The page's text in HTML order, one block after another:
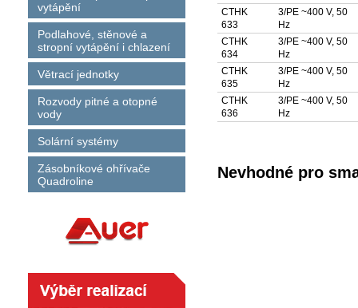
vytápění
Podlahové, stěnové a
stropní vytápění i chlazení
Větrací jednotky
Rozvody pitné a otopné
vody
Solární systémy
Zásobníkové ohřívače
Quadroline
CTHK
633
3/PE ~400 V, 50
Hz
CTHK
634
3/PE ~400 V, 50
Hz
CTHK
635
3/PE ~400 V, 50
Hz
CTHK
636
3/PE ~400 V, 50
Hz
Nevhodné pro